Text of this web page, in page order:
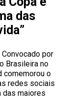
das
por
Brasileira no
comemorou o
redes sociais
das maiores